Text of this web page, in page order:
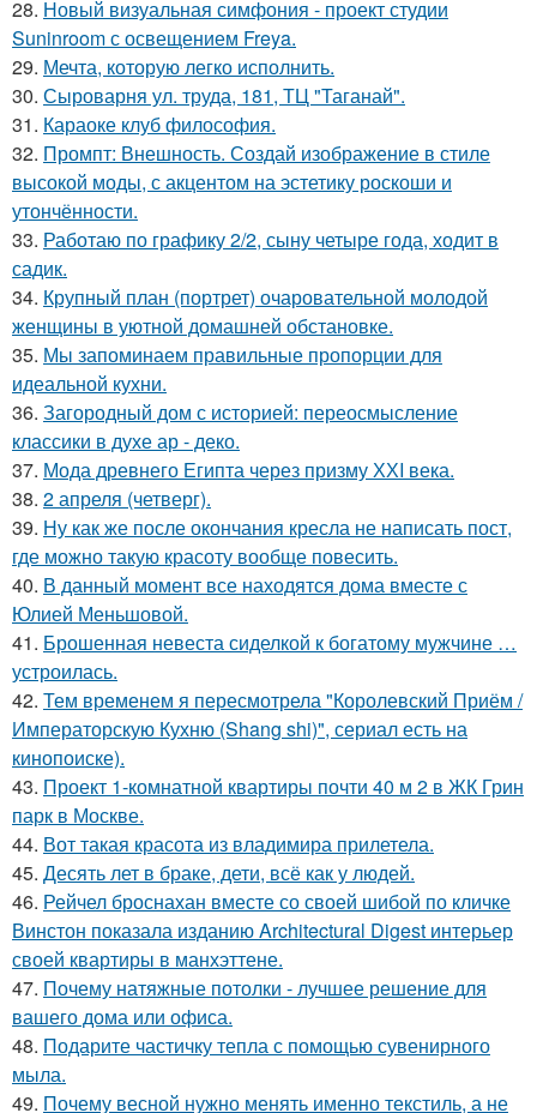
28. Новый визуальная симфония - проект студии
Suninroom с освещением Freya.
29. Мечта, которую легко исполнить.
30. Сыроварня ул. труда, 181, ТЦ "Таганай".
31. Караоке клуб философия.
32. Промпт: Внешность. Создай изображение в стиле
высокой моды, с акцентом на эстетику роскоши и
утончённости.
33. Работаю по графику 2/2, сыну четыре года, ходит в
садик.
34. Крупный план (портрет) очаровательной молодой
женщины в уютной домашней обстановке.
35. Мы запоминаем правильные пропорции для
идеальной кухни.
36. Загородный дом с историей: переосмысление
классики в духе ар - деко.
37. Мода древнего Египта через призму ХХI века.
38. 2 апреля (четверг).
39. Ну как же после окончания кресла не написать пост,
где можно такую красоту вообще повесить.
40. В данный момент все находятся дома вместе с
Юлией Меньшовой.
41. Брошенная невеста сиделкой к богатому мужчине …
устроилась.
42. Тем временем я пересмотрела "Королевский Приём /
Императорскую Кухню (Shang shi)", сериал есть на
кинопоиске).
43. Проект 1-комнатной квартиры почти 40 м 2 в ЖК Грин
парк в Москве.
44. Вот такая красота из владимира прилетела.
45. Десять лет в браке, дети, всё как у людей.
46. Рейчел броснахан вместе со своей шибой по кличке
Винстон показала изданию Architectural Digest интерьер
своей квартиры в манхэттене.
47. Почему натяжные потолки - лучшее решение для
вашего дома или офиса.
48. Подарите частичку тепла с помощью сувенирного
мыла.
49. Почему весной нужно менять именно текстиль, а не